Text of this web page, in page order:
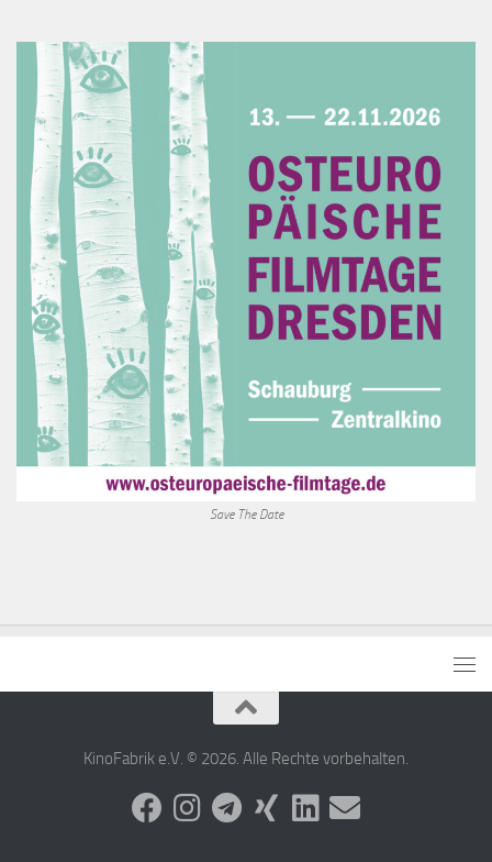
Save The Date
KinoFabrik e.V. © 2026. Alle Rechte vorbehalten.